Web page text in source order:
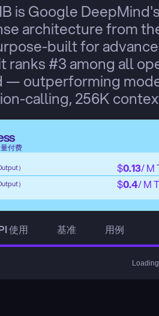
is Google
architecture from
built for
ranks #3 among all
— outperforming
calling, 256K
付费
） $0.13/ M
） $0.4/ M
使用 基准 用例